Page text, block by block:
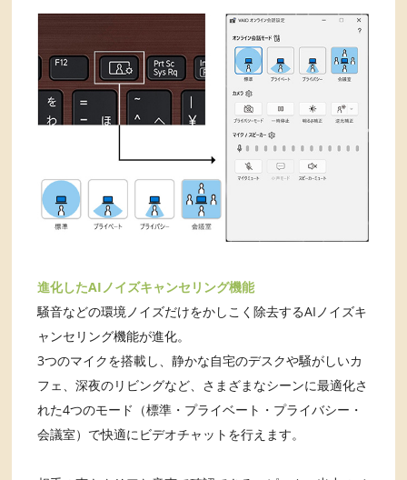
進化したAIノイズキャンセリング機能
騒音などの環境ノイズだけをかしこく除去するAIノイズキ
ャンセリング機能が進化。
3つのマイクを搭載し、静かな自宅のデスクや騒がしいカ
フェ、深夜のリビングなど、さまざまなシーンに最適化さ
れた4つのモード（標準・プライベート・プライバシー・
会議室）で快適にビデオチャットを行えます。